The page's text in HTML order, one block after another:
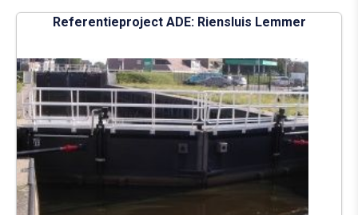
Referentieproject ADE: Riensluis Lemmer